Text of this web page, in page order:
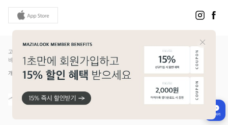
고객님은 안전거래를 위해 현금 등으로 결제 시 저희 쇼핑몰에서 가입한 PG사의 구매안전서
비스를 이용하실 수 있습니다.
개인정보보호배상책임보험(Ⅱ) 가입 - 메리츠화재 증권번호 14610-1327